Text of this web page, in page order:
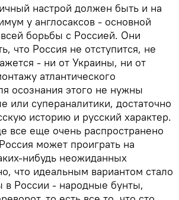
настрой должен быть и на
у англосаксов - основной
борьбы с Россией. Они
что Россия не отступится, не
- ни от Украины, ни от
атлантического
осознания этого не нужны
или супераналитики, достаточно
историю и русский характер.
все еще очень распространено
может проиграть на
нибудь неожиданных
что идеальным вариантом стало
в России - народные бунты,